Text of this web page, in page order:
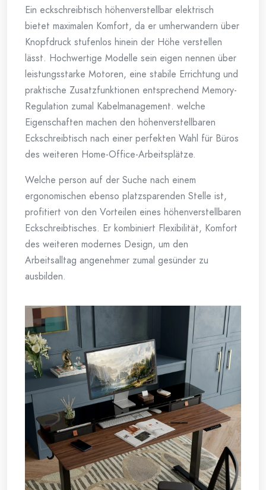
Ein eckschreibtisch höhenverstellbar elektrisch
bietet maximalen Komfort, da er umherwandern über
Knopfdruck stufenlos hinein der Höhe verstellen
lässt. Hochwertige Modelle sein eigen nennen über
leistungsstarke Motoren, eine stabile Errichtung und
praktische Zusatzfunktionen entsprechend Memory-
Regulation zumal Kabelmanagement. welche
Eigenschaften machen den höhenverstellbaren
Eckschreibtisch nach einer perfekten Wahl für Büros
des weiteren Home-Office-Arbeitsplätze.
Welche person auf der Suche nach einem
ergonomischen ebenso platzsparenden Stelle ist,
profitiert von den Vorteilen eines höhenverstellbaren
Eckschreibtisches. Er kombiniert Flexibilität, Komfort
des weiteren modernes Design, um den
Arbeitsalltag angenehmer zumal gesünder zu
ausbilden.